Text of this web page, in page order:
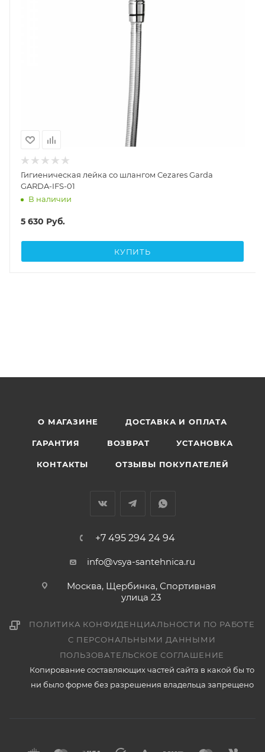
Гигиеническая лейка со шлангом Cezares Garda
GARDA-IFS-01
В наличии
5 630 Руб.
КУПИТЬ
О МАГАЗИНЕ ДОСТАВКА И ОПЛАТА
ГАРАНТИЯ ВОЗВРАТ УСТАНОВКА
КОНТАКТЫ ОТЗЫВЫ ПОКУПАТЕЛЕЙ
+7 495 294 24 94
info@vsya-santehnica.ru
Москва, Щербинка, Спортивная
улица 23
ПОЛИТИКА КОНФИДЕНЦИАЛЬНОСТИ ПО РАБОТЕ
С ПЕРСОНАЛЬНЫМИ ДАННЫМИ
ПОЛЬЗОВАТЕЛЬСКОЕ СОГЛАШЕНИЕ
Копирование составляющих частей сайта в какой бы то
ни было форме без разрешения владельца запрещено